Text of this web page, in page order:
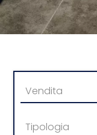
Vendita
Tipologia